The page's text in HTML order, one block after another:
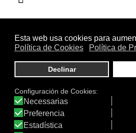
Otros productos de Olyan